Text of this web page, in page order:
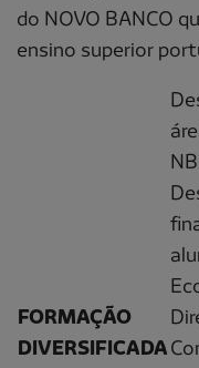
do NOVO BANCO
ensino superior
FORMAÇÃO
DIVERSIFICADA